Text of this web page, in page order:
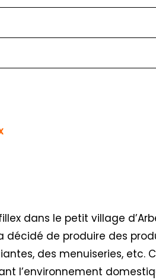
dans le petit village
décidé de produire des
des menuiseries, etc.
l’environnement